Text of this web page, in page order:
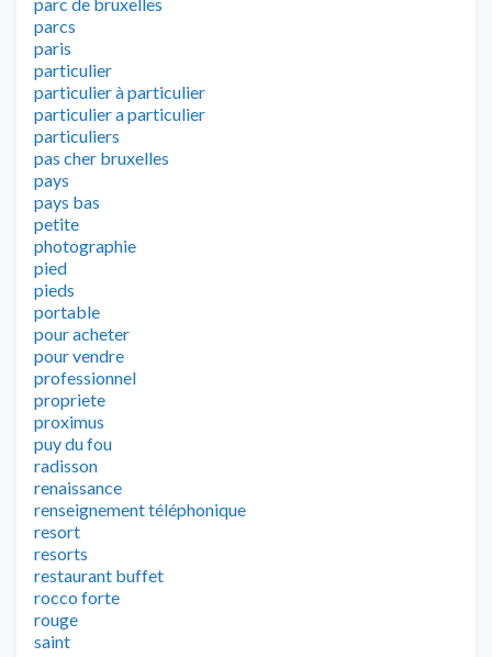
parcs
paris
particulier
particulier à particulier
particulier a particulier
particuliers
pas cher bruxelles
pays
pays bas
petite
photographie
pied
pieds
portable
pour acheter
pour vendre
professionnel
propriete
proximus
puy du fou
radisson
renaissance
renseignement téléphonique
resort
resorts
restaurant buffet
rocco forte
rouge
saint